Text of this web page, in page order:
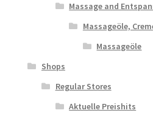
Massage and
Massageöle,
Massageöle
Shops
Regular Stores
Aktuelle Preishits